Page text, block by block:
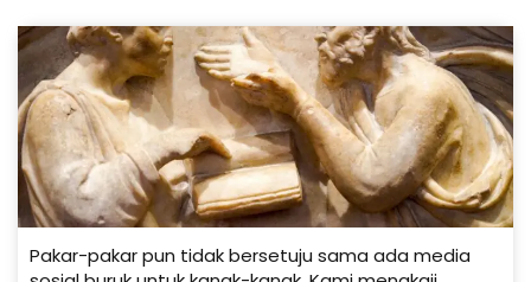
Pakar-pakar pun tidak bersetuju sama ada media